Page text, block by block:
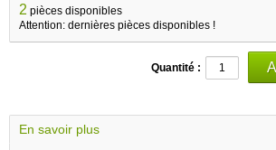
2 pièces disponibles
Attention: dernières pièces disponibles !
Quantité :
En savoir plus